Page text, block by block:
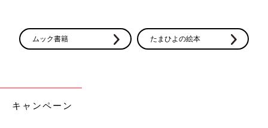
ムック書籍 たまひよの絵本
キャンペーン